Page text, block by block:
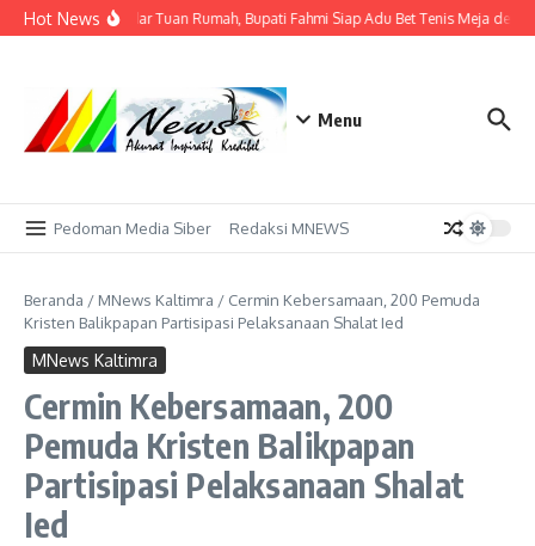
Lewati ke konten
Hot NewsTak Sekadar Tuan Rumah, Bupati Fahmi Siap Adu Bet Tenis Meja
Menu
Pedoman Media Siber Redaksi MNEWS
Beranda / MNews Kaltimra / Cermin Kebersamaan, 200 Pemuda
Kristen Balikpapan Partisipasi Pelaksanaan Shalat Ied
MNews Kaltimra
Cermin Kebersamaan, 200
Pemuda Kristen Balikpapan
Partisipasi Pelaksanaan Shalat
Ied